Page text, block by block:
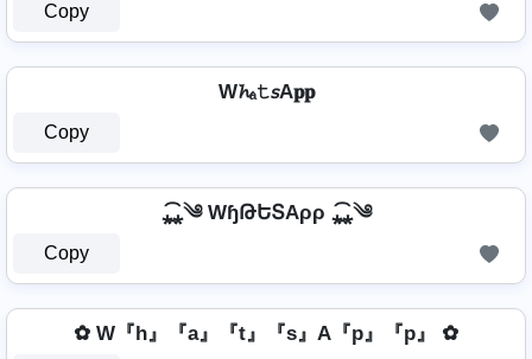
Copy
W𝓱ₐ𝚝𝘴A𝐩𝐩
Copy
⁎̯͡⁎༄ WɧԹԵՏAρρ ⁎̯͡⁎༄
Copy
✿ W『h』『a』『t』『s』A『p』『p』 ✿